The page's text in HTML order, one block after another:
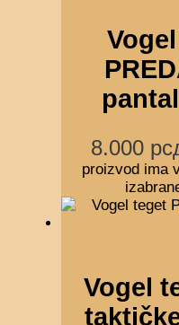
8.000
proizvod ima
Vogel